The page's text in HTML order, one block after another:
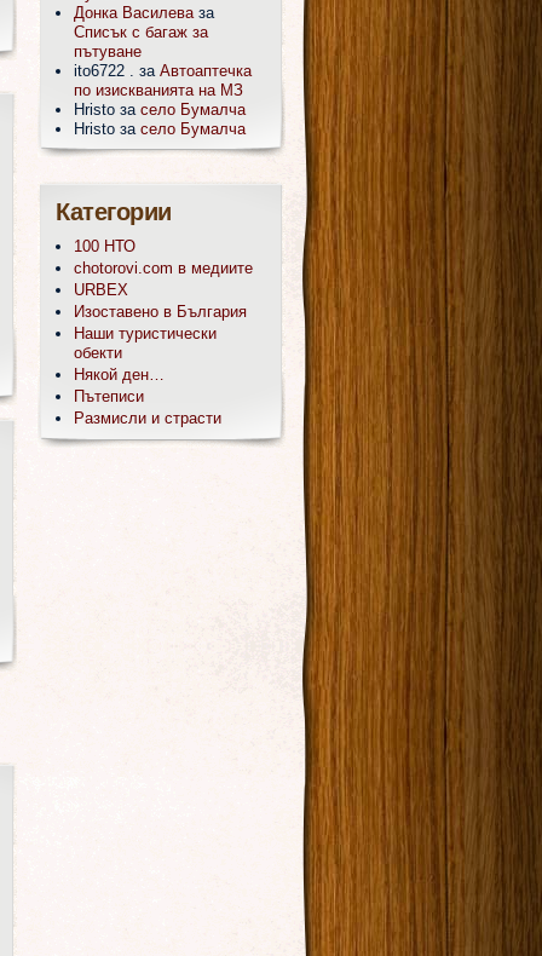
Донка Василеваза
Списък с багаж за
пътуване
ito6722 . за Автоаптечка
по изискванията на МЗ
Hristo за село Бумалча
Hristo за село Бумалча
Категории
100 НТО
chotorovi.com в медиите
URBEX
Изоставено в България
Наши туристически
обекти
Някой ден…
Пътеписи
Размисли и страсти